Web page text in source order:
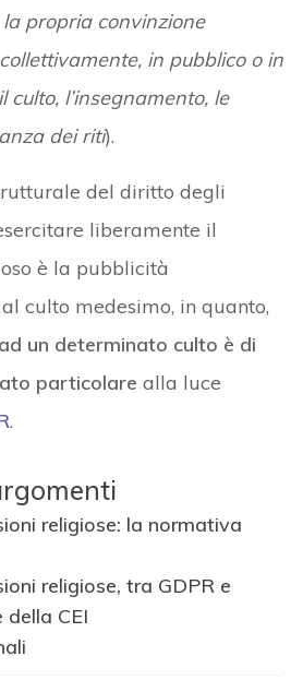
propria convinzione
in pubblico o in
l’insegnamento, le
dei riti).
del diritto degli
liberamente il
è la pubblicità
culto medesimo, in quanto,
un determinato culto è di
particolare alla luce
.
religiose: la normativa
religiose, tra GDPR e
della CEI